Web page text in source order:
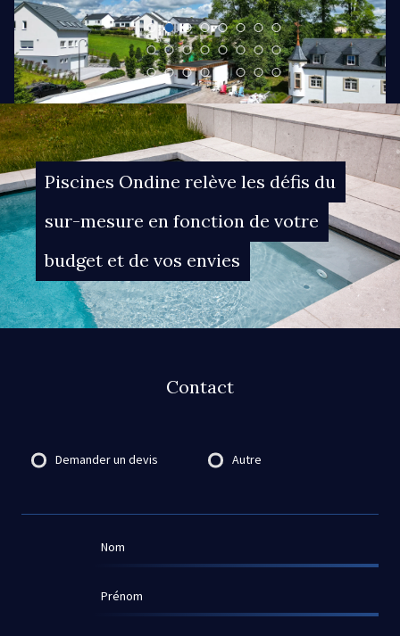
Piscines Ondine relève les défis du
sur-mesure en fonction de votre
budget et de vos envies
Contact
Demander un devis Autre
Nom
Prénom